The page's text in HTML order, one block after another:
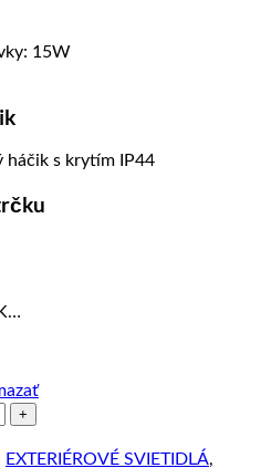
15W
háčik s krytím IP44
EXTERIÉROVÉ SVIETIDLÁ,